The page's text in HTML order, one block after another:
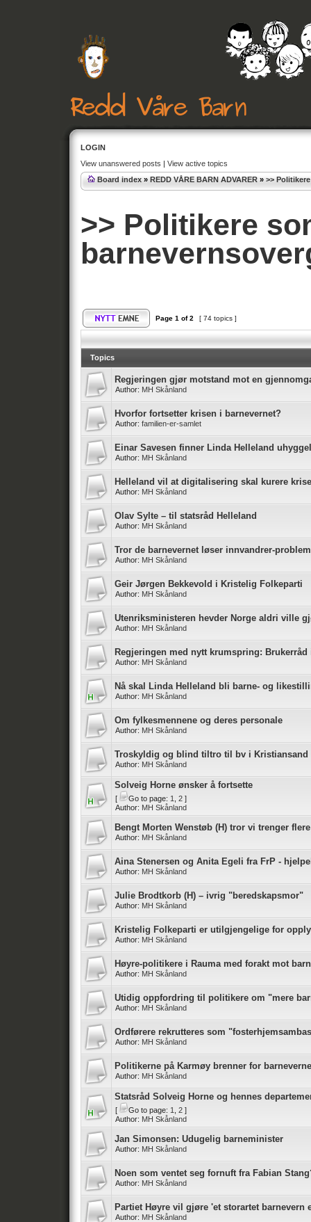
LOGIN
View unanswered posts | View active topics
Board index » REDD VÅRE BARN ADVARER » >>
>> Politikere
Page 1 of2 [ 74 topics ]
Topics
Regjeringen gjør motstand mot en
Author: MH Skånland
Hvorfor fortsetter krisen i barnevernet?
Author: familien-er-samlet
Einar Savesen finner Linda Helleland
Author: MH Skånland
Helleland vil at digitalisering skal kurere
Author: MH Skånland
Olav Sylte – til statsråd Helleland
Author: MH Skånland
Tror de barnevernet løser innvandrer-
Author: MH Skånland
Geir Jørgen Bekkevold i Kristelig Folkeparti
Author: MH Skånland
Utenriksministeren hevder Norge aldri ville
Author: MH Skånland
Regjeringen med nytt krumspring: Brukerråd
Author: MH Skånland
Nå skal Linda Helleland bli barne- og
Author: MH Skånland
Om fylkesmennene og deres personale
Author: MH Skånland
Troskyldig og blind tiltro til bv i Kristiansand
Author: MH Skånland
Solveig Horne ønsker å fortsette
[ Go to page: 1 2 ]
Author: MH Skånland
Bengt Morten Wenstøb (H) tror vi trenger
Author: MH Skånland
Aina Stenersen og Anita Egeli fra FrP -
Author: MH Skånland
Julie Brodtkorb (H) – ivrig "beredskapsmor"
Author: MH Skånland
Kristelig Folkeparti er utilgjengelige for
Author: MH Skånland
Høyre-politikere i Rauma med forakt mot
Author: MH Skånland
Utidig oppfordring til politikere om "mere
Author: MH Skånland
Ordførere rekrutteres som
Author: MH Skånland
Politikerne på Karmøy brenner for
Author: MH Skånland
Statsråd Solveig Horne og hennes
[ Go to page: 1 2 ]
Author: MH Skånland
Jan Simonsen: Udugelig barneminister
Author: MH Skånland
Noen som ventet seg fornuft fra Fabian
Author: MH Skånland
Partiet Høyre vil gjøre 'et storartet barnevern
Author: MH Skånland